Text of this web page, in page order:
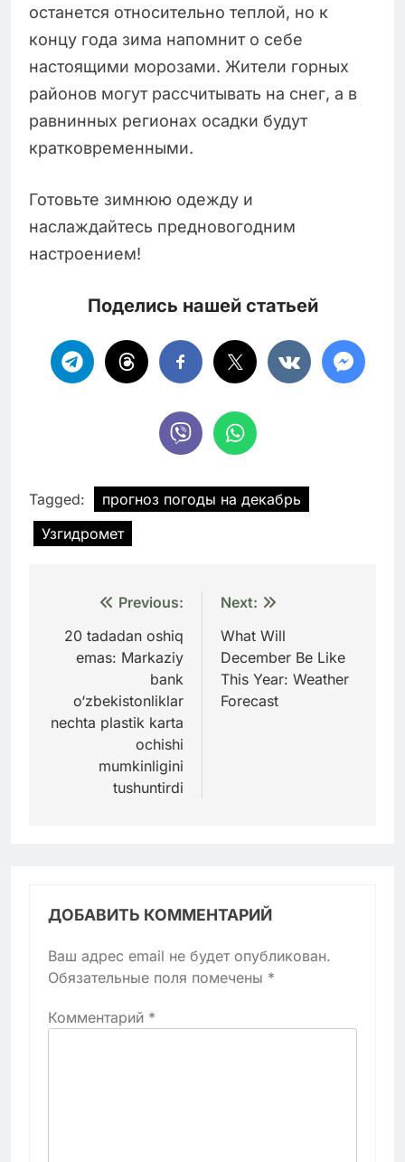
останется относительно теплой, но к
концу года зима напомнит о себе
настоящими морозами. Жители горных
районов могут рассчитывать на снег, а в
равнинных регионах осадки будут
кратковременными.
Готовьте зимнюю одежду и
наслаждайтесь предновогодним
настроением!
Поделись нашей статьей
Tagged:
прогноз погоды на декабрь
Узгидромет
Навигация
по
записям
Previous:
20 tadadan oshiq
emas: Markaziy
bank
o‘zbekistonliklar
nechta plastik karta
ochishi
mumkinligini
tushuntirdi
Next:
What Will
December Be Like
This Year: Weather
Forecast
ДОБАВИТЬ КОММЕНТАРИЙ
Ваш адрес email не будет опубликован.
Обязательные поля помечены *
Комментарий *